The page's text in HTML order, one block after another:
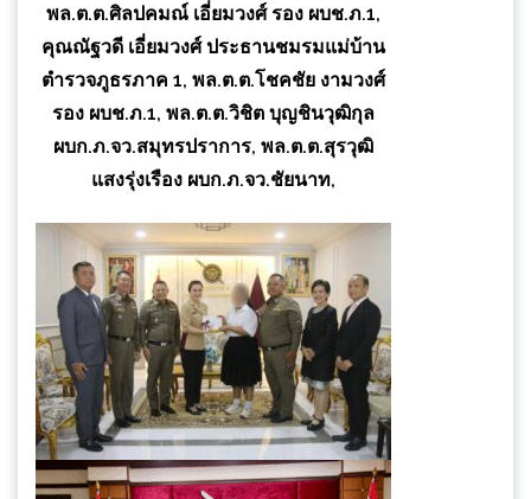
พล.ต.ต.ศิลปคมณ์ เอี่ยมวงศ์ รอง ผบช.ภ.1,
คุณณัฐวดี เอี่ยมวงศ์ ประธานชมรมแม่บ้าน
ตำรวจภูธรภาค 1, พล.ต.ต.โชคชัย งามวงศ์
รอง ผบช.ภ.1, พล.ต.ต.วิชิต บุญชินวุฒิกุล
ผบก.ภ.จว.สมุทรปราการ, พล.ต.ต.สุรวุฒิ
แสงรุ่งเรือง ผบก.ภ.จว.ชัยนาท,